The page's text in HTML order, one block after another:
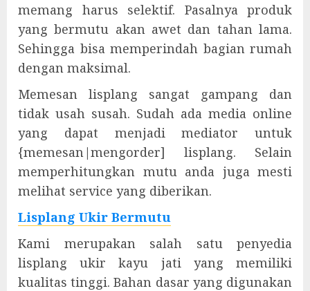
memang harus selektif. Pasalnya produk
yang bermutu akan awet dan tahan lama.
Sehingga bisa memperindah bagian rumah
dengan maksimal.
Memesan lisplang sangat gampang dan
tidak usah susah. Sudah ada media online
yang dapat menjadi mediator untuk
{memesan|mengorder] lisplang. Selain
memperhitungkan mutu anda juga mesti
melihat service yang diberikan.
Lisplang Ukir Bermutu
Kami merupakan salah satu penyedia
lisplang ukir kayu jati yang memiliki
kualitas tinggi. Bahan dasar yang digunakan